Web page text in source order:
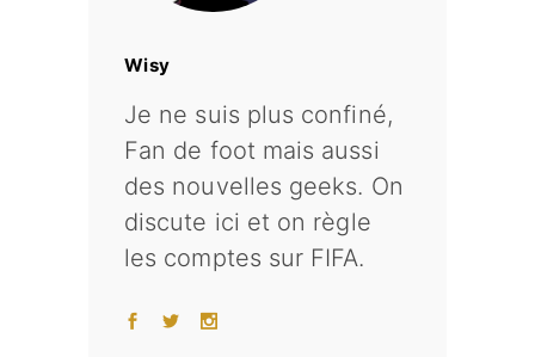
Wisy
Je ne suis plus confiné,
Fan de foot mais aussi
des nouvelles geeks. On
discute ici et on règle
les comptes sur FIFA.